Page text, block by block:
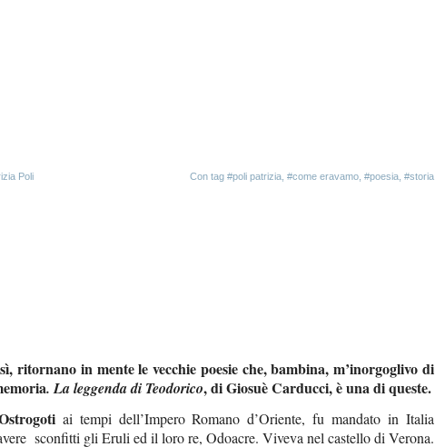
Poli Con tag #poli patrizia #come eravamo #poesia #storia
in mente le vecchie poesie che, bambina, m’inorgoglivo di
. La leggenda di Teodorico, di Giosuè Carducci, è una di queste.
ai tempi dell’Impero Romano d’Oriente, fu mandato in Italia
sconfitti gli Eruli ed il loro re, Odoacre. Viveva nel castello di Verona.